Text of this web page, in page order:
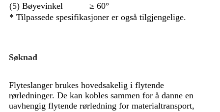
(5) Bøyevinkel
≥ 60°
* Tilpassede spesifikasjoner er også tilgjengelige.
Søknad
Flyteslanger brukes hovedsakelig i flytende
rørledninger. De kan kobles sammen for å danne en
uavhengig flytende rørledning for materialtransport,